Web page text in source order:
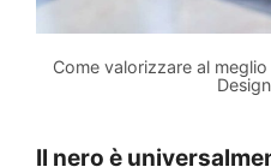
Come valorizzare al
Il nero è